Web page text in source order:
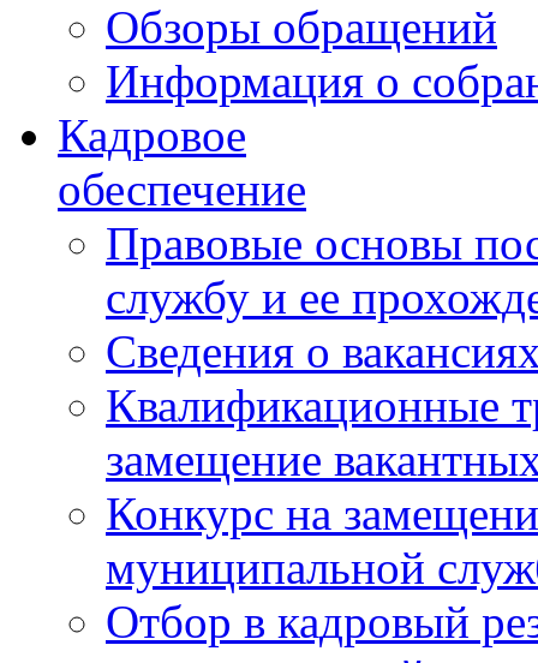
Обзоры обращений
Информация о
Кадровое
обеспечение
Правовые основы
службу и ее
Сведения о
Квалификационные
замещение
Конкурс на
муниципальной
Отбор в кадровый